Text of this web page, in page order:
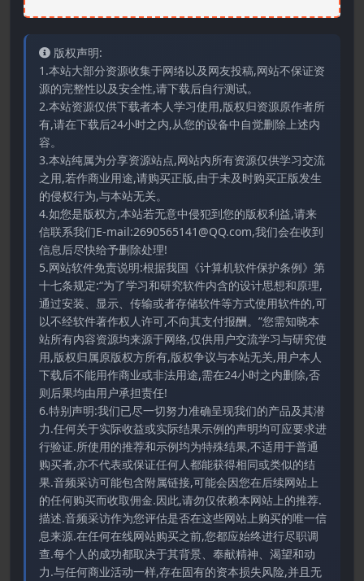
版权声明:
1.本站大部分资源收集于网络以及网友投稿,网站不保证资
源的完整性以及安全性,请下载后自行测试。
2.本站资源仅供下载者本人学习使用,版权归资源原作者所
有,请在下载后24小时之内,从您的设备中自觉删除上述内
容。
3.本站纯属为分享资源站点,网站内所有资源仅供学习交流
之用,若作商业用途,请购买正版,由于未及时购买正版发生
的侵权行为,与本站无关。
4.如您是版权方,本站若无意中侵犯到您的版权利益,请来
信联系我们E-mail:2690565141@QQ.com,我们会在收到
信息后尽快给予删除处理!
5.网站软件免责说明:根据我国《计算机软件保护条例》第
十七条规定:“为了学习和研究软件内含的设计思想和原理,
通过安装、显示、传输或者存储软件等方式使用软件的,可
以不经软件著作权人许可,不向其支付报酬。”您需知晓本
站所有内容资源均来源于网络,仅供用户交流学习与研究使
用,版权归属原版权方所有,版权争议与本站无关,用户本人
下载后不能用作商业或非法用途,需在24小时之内删除,否
则后果均由用户承担责任!
6.特别声明:我们已尽一切努力准确呈现我们的产品及其潜
力.任何关于实际收益或实际结果示例的声明均可应要求进
行验证.所使用的推荐和示例均为特殊结果,不适用于普通
购买者,亦不代表或保证任何人都能获得相同或类似的结
果.音频采访可能包含附属链接,可能会因您在后续网站上
的任何购买而收取佣金.因此,请勿仅依赖本网站上的推荐.
描述.音频采访作为您评估是否在这些网站上购买的唯一信
息来源.在任何在线网站购买之前,您都应始终进行尽职调
查.每个人的成功都取决于其背景、奉献精神、渴望和动
力.与任何商业活动一样,存在固有的资本损失风险,并且无